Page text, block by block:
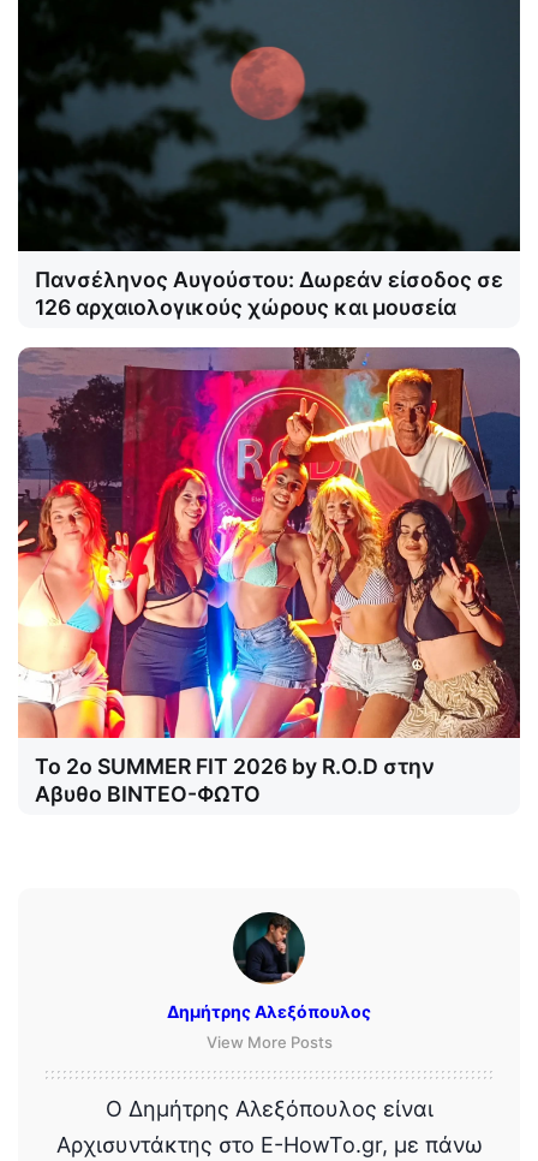
Πανσέληνος Αυγούστου: Δωρεάν είσοδος σε
126 αρχαιολογικούς χώρους και μουσεία
Το 2o SUMMER FIT 2026 by R.O.D στην
Αβυθο ΒΙΝΤΕΟ-ΦΩΤΟ
Δημήτρης Αλεξόπουλος
View More Posts
Ο Δημήτρης Αλεξόπουλος είναι
Αρχισυντάκτης στο E-HowTo.gr, με πάνω